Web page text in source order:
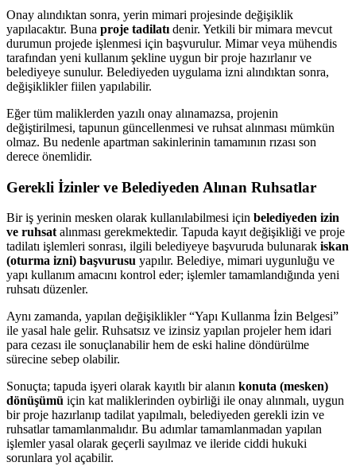
Onay alındıktan sonra, yerin mimari projesinde değişiklik
yapılacaktır. Buna proje tadilatı denir. Yetkili bir mimara mevcut
durumun projede işlenmesi için başvurulur. Mimar veya mühendis
tarafından yeni kullanım şekline uygun bir proje hazırlanır ve
belediyeye sunulur. Belediyeden uygulama izni alındıktan sonra,
değişiklikler fiilen yapılabilir.
Eğer tüm maliklerden yazılı onay alınamazsa, projenin
değiştirilmesi, tapunun güncellenmesi ve ruhsat alınması mümkün
olmaz. Bu nedenle apartman sakinlerinin tamamının rızası son
derece önemlidir.
Gerekli İzinler ve Belediyeden Alınan Ruhsatlar
Bir iş yerinin mesken olarak kullanılabilmesi için belediyeden izin
ve ruhsat alınması gerekmektedir. Tapuda kayıt değişikliği ve proje
tadilatı işlemleri sonrası, ilgili belediyeye başvuruda bulunarak iskan
(oturma izni) başvurusu yapılır. Belediye, mimari uygunluğu ve
yapı kullanım amacını kontrol eder; işlemler tamamlandığında yeni
ruhsatı düzenler.
Aynı zamanda, yapılan değişiklikler “Yapı Kullanma İzin Belgesi”
ile yasal hale gelir. Ruhsatsız ve izinsiz yapılan projeler hem idari
para cezası ile sonuçlanabilir hem de eski haline döndürülme
sürecine sebep olabilir.
Sonuçta; tapuda işyeri olarak kayıtlı bir alanın konuta (mesken)
dönüşümü için kat maliklerinden oybirliği ile onay alınmalı, uygun
bir proje hazırlanıp tadilat yapılmalı, belediyeden gerekli izin ve
ruhsatlar tamamlanmalıdır. Bu adımlar tamamlanmadan yapılan
işlemler yasal olarak geçerli sayılmaz ve ileride ciddi hukuki
sorunlara yol açabilir.